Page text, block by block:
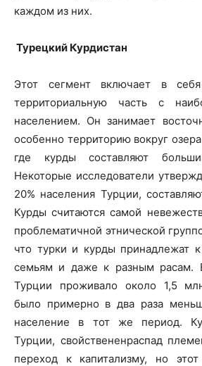
каждом из них.
Турецкий Курдистан
Этот сегмент включает в
территориальную часть с
населением. Он занимает
особенно территорию вокруг
где курды составляют
Некоторые исследователи
20% населения Турции,
Курды считаются самой
проблематичной этнической
что турки и курды принадлежат
семьям и даже к разным расам.
Турции проживало около 1,5
было примерно в два раза
население в тот же период.
Турции, свойствененраспад
переход к капитализму, но